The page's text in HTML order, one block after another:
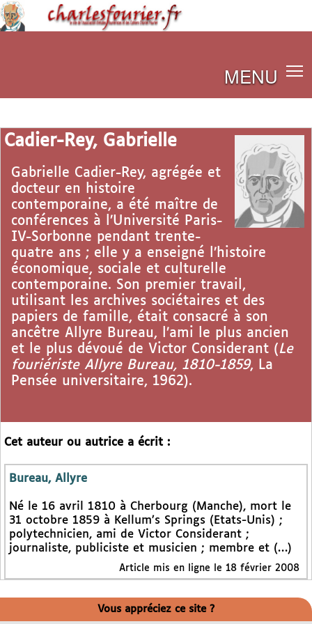
MENU
Cadier-Rey, Gabrielle
Gabrielle Cadier-Rey, agrégée et
docteur en histoire
contemporaine, a été maître de
conférences à l’Université Paris-
IV-Sorbonne pendant trente-
quatre ans ; elle y a enseigné l’histoire
économique, sociale et culturelle
contemporaine. Son premier travail,
utilisant les archives sociétaires et des
papiers de famille, était consacré à son
ancêtre Allyre Bureau, l’ami le plus ancien
et le plus dévoué de Victor Considerant (Le
fouriériste Allyre Bureau, 1810-1859, La
Pensée universitaire, 1962).
Cet auteur ou autrice a écrit :
Bureau, Allyre
Né le 16 avril 1810 à Cherbourg (Manche), mort le
31 octobre 1859 à Kellum’s Springs (Etats-Unis) ;
polytechnicien, ami de Victor Considerant ;
journaliste, publiciste et musicien ; membre et (…)
Article mis en ligne le 18 février 2008
Vous appréciez ce site ?